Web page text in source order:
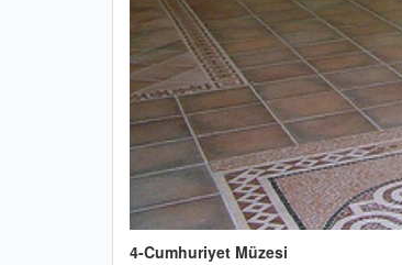
4-Cumhuriyet Müzesi